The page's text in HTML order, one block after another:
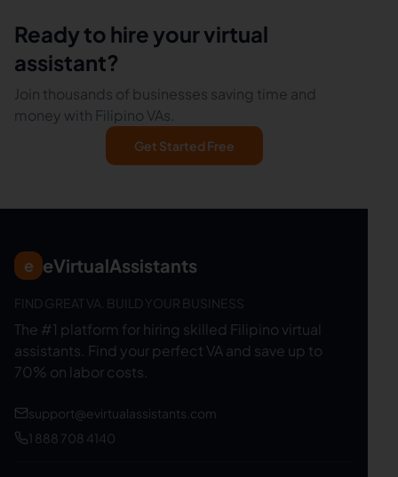
Ready to hire your virtual
assistant?
Join thousands of businesses saving time and
money with Filipino VAs.
Get Started Free
e eVirtualAssistants
FIND GREAT VA. BUILD YOUR BUSINESS
The #1 platform for hiring skilled Filipino virtual
assistants. Find your perfect VA and save up to
70% on labor costs.
support@evirtualassistants.com
1 888 708 4140